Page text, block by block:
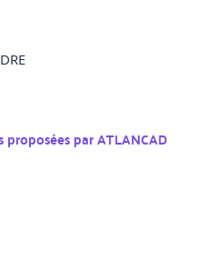
parATLANCAD